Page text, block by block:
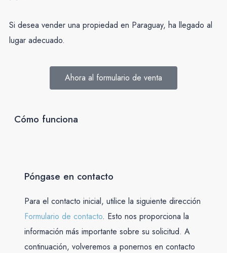
Si desea vender una propiedad en Paraguay, ha llegado al
lugar adecuado.
Ahora al formulario de venta
Cómo funciona
Póngase en contacto
Para el contacto inicial, utilice la siguiente dirección
Formulario de contacto. Esto nos proporciona la
información más importante sobre su solicitud. A
continuación, volveremos a ponernos en contacto